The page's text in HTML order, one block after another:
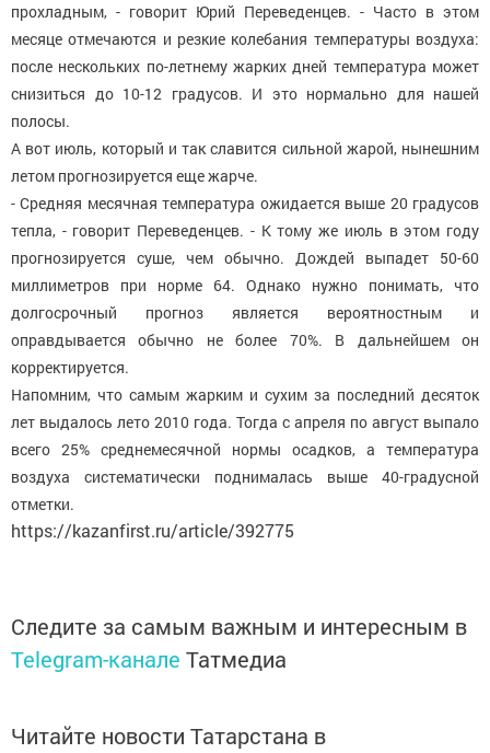
прохладным, - говорит Юрий Переведенцев. - Часто в этом
месяце отмечаются и резкие колебания температуры воздуха:
после нескольких по-летнему жарких дней температура может
снизиться до 10-12 градусов. И это нормально для нашей
полосы.
А вот июль, который и так славится сильной жарой, нынешним
летом прогнозируется еще жарче.
- Средняя месячная температура ожидается выше 20 градусов
тепла, - говорит Переведенцев. - К тому же июль в этом году
прогнозируется суше, чем обычно. Дождей выпадет 50-60
миллиметров при норме 64. Однако нужно понимать, что
долгосрочный прогноз является вероятностным и
оправдывается обычно не более 70%. В дальнейшем он
корректируется.
Напомним, что самым жарким и сухим за последний десяток
лет выдалось лето 2010 года. Тогда с апреля по август выпало
всего 25% среднемесячной нормы осадков, а температура
воздуха систематически поднималась выше 40-градусной
отметки.
https://kazanfirst.ru/article/392775
Следите за самым важным и интересным в
Telegram-канале Татмедиа
Читайте новости Татарстана в